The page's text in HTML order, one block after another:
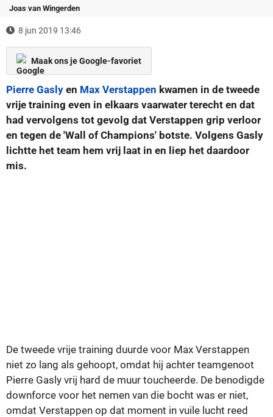
Joas van Wingerden
8 jun 2019 13:46
Maak ons je Google-favoriet
Pierre Gasly en Max Verstappen kwamen in de tweede
vrije training even in elkaars vaarwater terecht en dat
had vervolgens tot gevolg dat Verstappen grip verloor
en tegen de 'Wall of Champions' botste. Volgens Gasly
lichtte het team hem vrij laat in en liep het daardoor
mis.
De tweede vrije training duurde voor Max Verstappen
niet zo lang als gehoopt, omdat hij achter teamgenoot
Pierre Gasly vrij hard de muur toucheerde. De benodigde
downforce voor het nemen van die bocht was er niet,
omdat Verstappen op dat moment in vuile lucht reed